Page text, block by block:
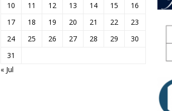
10
11 12 13 14 15
16
17
18 19 20 21 22
23
24
25 26 27 28 29
30
31
« Jul